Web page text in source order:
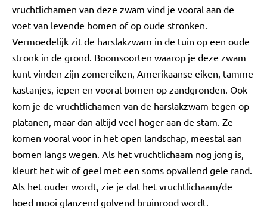
vruchtlichamen van deze zwam vind je vooral aan de
voet van levende bomen of op oude stronken.
Vermoedelijk zit de harslakzwam in de tuin op een oude
stronk in de grond. Boomsoorten waarop je deze zwam
kunt vinden zijn zomereiken, Amerikaanse eiken, tamme
kastanjes, iepen en vooral bomen op zandgronden. Ook
kom je de vruchtlichamen van de harslakzwam tegen op
platanen, maar dan altijd veel hoger aan de stam. Ze
komen vooral voor in het open landschap, meestal aan
bomen langs wegen. Als het vruchtlichaam nog jong is,
kleurt het wit of geel met een soms opvallend gele rand.
Als het ouder wordt, zie je dat het vruchtlichaam/de
hoed mooi glanzend golvend bruinrood wordt.